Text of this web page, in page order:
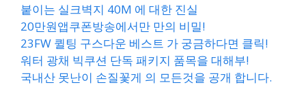
붙이는 실크벽지 40M 에 대한 진실
20만원앱쿠폰방송에서만 만의 비밀!
23FW 퀼팅 구스다운 베스트 가 궁금하다면 클릭!
워터 광채 빅쿠션 단독 패키지 품목을 대해부!
국내산 못난이 손질꽃게 의 모든것을 공개 합니다.